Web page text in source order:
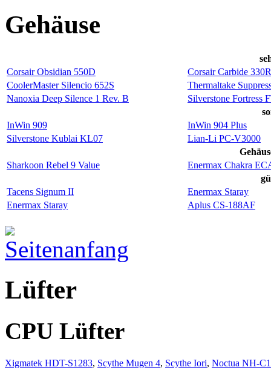
Gehäuse
Corsair Obsidian 550D
Corsair Carbide 330R
CoolerMaster Silencio 652S
Thermaltake
Nanoxia Deep Silence 1 Rev. B
Silverstone Fortress
InWin 909
InWin 904 Plus
Silverstone Kublai KL07
Lian-Li PC-V3000
Sharkoon Rebel 9 Value
Enermax Chakra
Tacens Signum II
Enermax Staray
Enermax Staray
Aplus CS-188AF
Lüfter
CPU Lüfter
Xigmatek HDT-S1283, Scythe Mugen 4, Scythe Iori, Noctua NH-